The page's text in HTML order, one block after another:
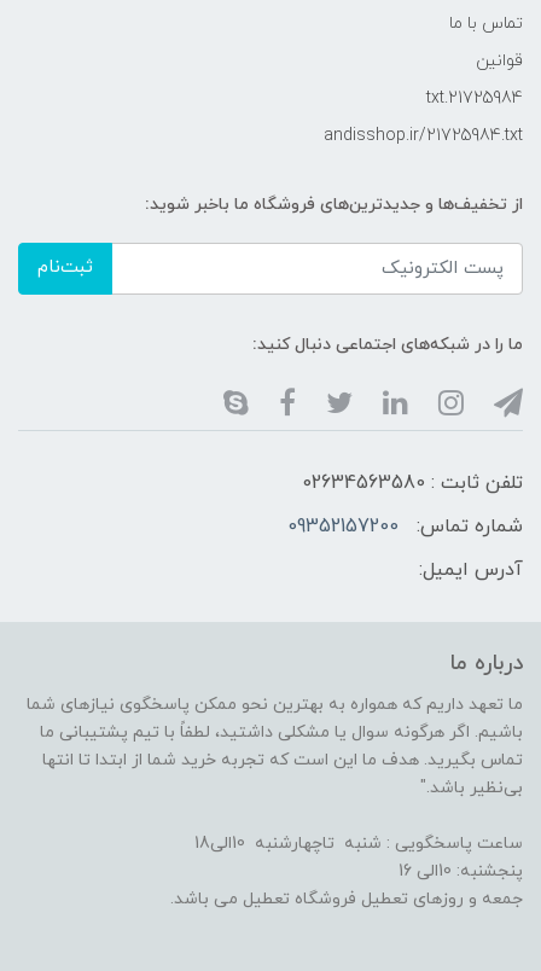
تماس با ما
قوانین
21725984.txt
andisshop.ir/21725984.txt
از تخفیف‌ها و جدیدترین‌های فروشگاه ما باخبر شوید:
ثبت‌نام
ما را در شبکه‌های اجتماعی دنبال کنید:
تلفن ثابت : 02634563580
شماره تماس:
09352157200
آدرس ایمیل:
درباره ما
ما تعهد داریم که همواره به بهترین نحو ممکن پاسخگوی نیازهای شما
باشیم. اگر هرگونه سوال یا مشکلی داشتید، لطفاً با تیم پشتیبانی ما
تماس بگیرید. هدف ما این است که تجربه خرید شما از ابتدا تا انتها
بی‌نظیر باشد."
ساعت پاسخگویی : شنبه تاچهارشنبه 10الی18
پنجشنبه: 10الی 16
جمعه و روزهای تعطیل فروشگاه تعطیل می باشد.